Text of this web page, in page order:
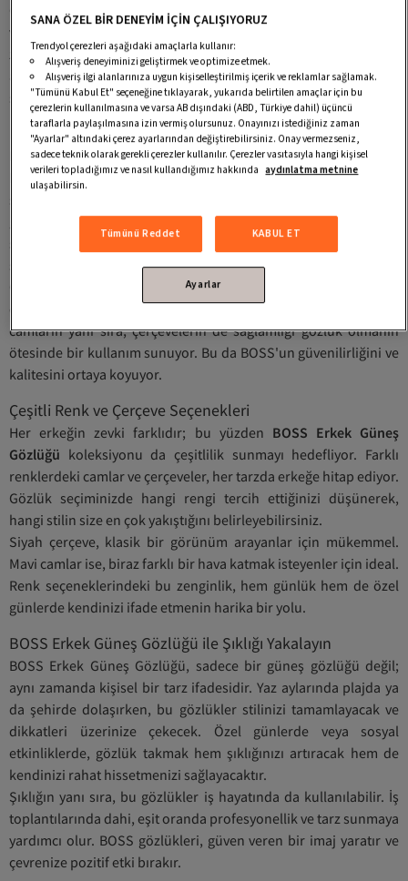
Çeşitli renk seçenekleriyle de göz alıyor. Siyah, kahverengi, mavi
ve daha birçok ton, hem erkeklerin hem de kadınların stilini
zenginleştiriyor. Tasarımın zarafeti, gözlüklerin sadece bir
aksesuar olmasının ötesinde bir moda ifadesi haline gelmesini
sağlıyor.
Kaliteli Malzeme ve Dayanıklılık
BOSS Erkek Güneş Gözlüğü, sadece estetik değil, aynı zamanda
kalite açısından da öne çıkıyor. Bu gözlükler, UV koruma
güneşin zararlı ışınlarından etkili bir şekilde korunarak uzun
süreli kullanımlarda bile rahatlık sunuyor. Dayanıklı çerçeveleri
sayesinde yıllarca süren bir kullanım imkanı tanıyor.
Gözlüklerin hafif olması, onları gün boyu takmanın rahatlığını
da beraberinde getiriyor. Ayrıca, çizilmeye karşı dayanıklı olan
camların yanı sıra, çerçevelerin de sağlamlığı gözlük olmanın
ötesinde bir kullanım sunuyor. Bu da BOSS'un güvenilirliğini ve
kalitesini ortaya koyuyor.
Çeşitli Renk ve Çerçeve Seçenekleri
Her erkeğin zevki farklıdır; bu yüzden BOSS Erkek Güneş
Gözlüğü koleksiyonu da çeşitlilik sunmayı hedefliyor. Farklı
renklerdeki camlar ve çerçeveler, her tarzda erkeğe hitap ediyor.
Gözlük seçiminizde hangi rengi tercih ettiğinizi düşünerek,
hangi stilin size en çok yakıştığını belirleyebilirsiniz.
Siyah çerçeve, klasik bir görünüm arayanlar için mükemmel.
Mavi camlar ise, biraz farklı bir hava katmak isteyenler için ideal.
Renk seçeneklerindeki bu zenginlik, hem günlük hem de özel
günlerde kendinizi ifade etmenin harika bir yolu.
BOSS Erkek Güneş Gözlüğü ile Şıklığı Yakalayın
BOSS Erkek Güneş Gözlüğü, sadece bir güneş gözlüğü değil;
aynı zamanda kişisel bir tarz ifadesidir. Yaz aylarında plajda ya
da şehirde dolaşırken, bu gözlükler stilinizi tamamlayacak ve
dikkatleri üzerinize çekecek. Özel günlerde veya sosyal
etkinliklerde, gözlük takmak hem şıklığınızı artıracak hem de
kendinizi rahat hissetmenizi sağlayacaktır.
Şıklığın yanı sıra, bu gözlükler iş hayatında da kullanılabilir. İş
toplantılarında dahi, eşit oranda profesyonellik ve tarz sunmaya
yardımcı olur. BOSS gözlükleri, güven veren bir imaj yaratır ve
çevrenize pozitif etki bırakır.
SANA ÖZEL BİR DENEYİM İÇİN ÇALIŞIYORUZ
Trendyol çerezleri aşağıdaki amaçlarla kullanır:
Alışveriş deneyiminizi geliştirmek ve optimize etmek.
Alışveriş ilgi alanlarınıza uygun kişiselleştirilmiş içerik ve reklamlar sağlamak.
"Tümünü Kabul Et" seçeneğine tıklayarak, yukarıda belirtilen amaçlar için bu
çerezlerin kullanılmasına ve varsa AB dışındaki (ABD, Türkiye dahil) üçüncü
taraflarla paylaşılmasına izin vermiş olursunuz. Onayınızı istediğiniz zaman
"Ayarlar" altındaki çerez ayarlarından değiştirebilirsiniz. Onay vermezseniz,
sadece teknik olarak gerekli çerezler kullanılır. Çerezler vasıtasıyla hangi kişisel
verileri topladığımız ve nasıl kullandığımız hakkında aydınlatma metnine
ulaşabilirsin.
Tümünü Reddet KABUL ET
Ayarlar